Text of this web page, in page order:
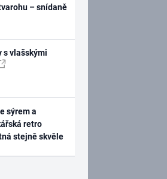
– snídaně
s vlašskými
sýrem a
retro
stejně skvěle